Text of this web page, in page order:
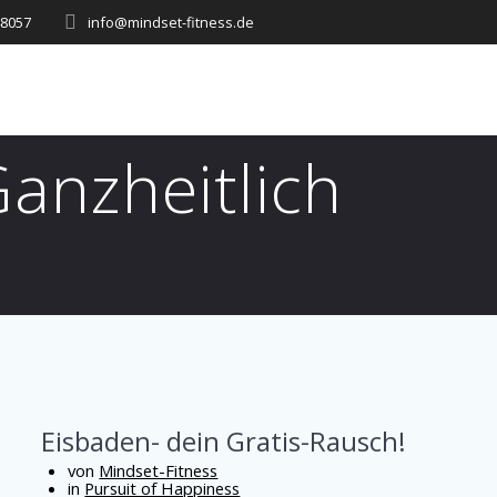
info@mindset-fitness.de
Eisbaden- dein Gratis-Rausch!
von Mindset-Fitness
in Pursuit of Happiness